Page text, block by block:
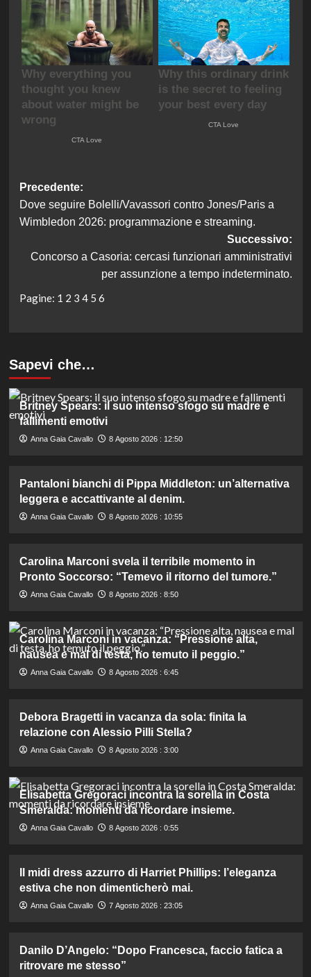
Navigazione
articolo
Precedente:
Dove seguire Bolelli/Vavassori contro Jones/Paris a
Wimbledon 2026: programmazione e streaming.
Successivo:
Concorso a Casoria: cercasi funzionari amministrativi
per assunzione a tempo indeterminato.
Pagine: 1 2 3 4 5 6
Sapevi che…
Britney Spears: il suo intenso sfogo su madre e
fallimenti emotivi
Anna Gaia Cavallo 8 Agosto 2026 : 12:50
Pantaloni bianchi di Pippa Middleton: un’alternativa
leggera e accattivante al denim.
Anna Gaia Cavallo 8 Agosto 2026 : 10:55
Carolina Marconi svela il terribile momento in
Pronto Soccorso: “Temevo il ritorno del tumore.”
Anna Gaia Cavallo 8 Agosto 2026 : 8:50
Carolina Marconi in vacanza: “Pressione alta,
nausea e mal di testa, ho temuto il peggio.”
Anna Gaia Cavallo 8 Agosto 2026 : 6:45
Debora Bragetti in vacanza da sola: finita la
relazione con Alessio Pilli Stella?
Anna Gaia Cavallo 8 Agosto 2026 : 3:00
Elisabetta Gregoraci incontra la sorella in Costa
Smeralda: momenti da ricordare insieme.
Anna Gaia Cavallo 8 Agosto 2026 : 0:55
Il midi dress azzurro di Harriet Phillips: l’eleganza
estiva che non dimenticherò mai.
Anna Gaia Cavallo 7 Agosto 2026 : 23:05
Danilo D’Angelo: “Dopo Francesca, faccio fatica a
ritrovare me stesso”